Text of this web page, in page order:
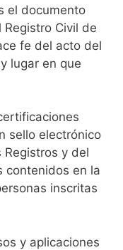
el documento
Civil de
fe del acto del
lugar en que
sello electrónico
y del
contenidos en la
inscritas
y aplicaciones